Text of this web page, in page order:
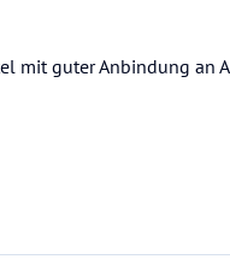
mit guter Anbindung an